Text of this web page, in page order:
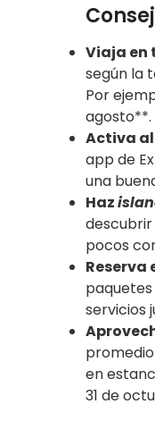
Viaja en
según la
Por
agosto**.
Activa
app de
una
Haz
descubrir
pocos
Reserva
servicios
promedio
en
31 de